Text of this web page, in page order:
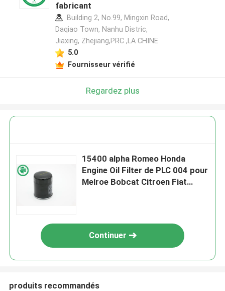
fabricant
Building 2, No.99, Mingxin Road,
Daqiao Town, Nanhu Distric,
Jiaxing, Zhejiang,PRC ,LA CHINE
5.0
Fournisseur vérifié
Regardez plus
15400 alpha Romeo Honda
Engine Oil Filter de PLC 004 pour
Melroe Bobcat Citroen Fiat
Continuer
produits recommandés